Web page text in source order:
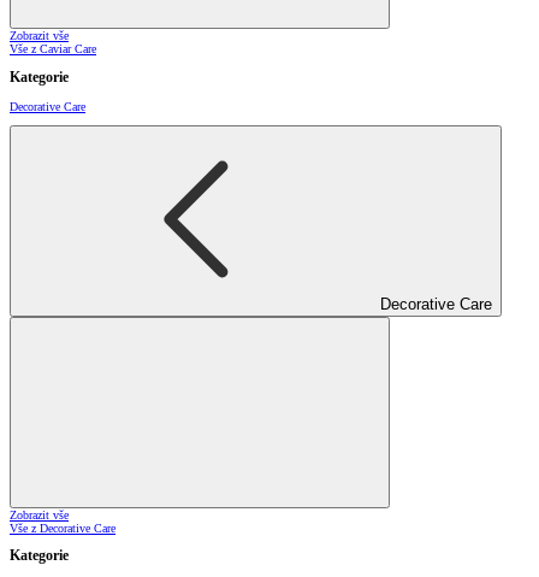
Zobrazit vše
Vše z Caviar Care
Kategorie
Decorative Care
Decorative Care
Zobrazit vše
Vše z Decorative Care
Kategorie